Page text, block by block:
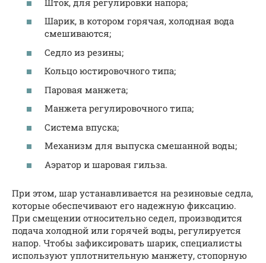
Шарик, в котором горячая, холодная вода
смешиваются;
Седло из резины;
Кольцо юстировочного типа;
Паровая манжета;
Манжета регулировочного типа;
Система впуска;
Механизм для выпуска смешанной воды;
Аэратор и шаровая гильза.
При этом, шар устанавливается на резиновые седла,
которые обеспечивают его надежную фиксацию.
При смещении относительно седел, производится
подача холодной или горячей воды, регулируется
напор. Чтобы зафиксировать шарик, специалисты
используют уплотнительную манжету, стопорную